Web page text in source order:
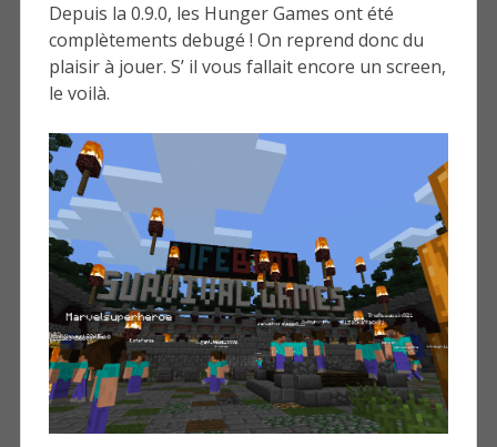
Depuis la 0.9.0, les Hunger Games ont été
complètements debugé ! On reprend donc du
plaisir à jouer. S’ il vous fallait encore un screen,
le voilà.